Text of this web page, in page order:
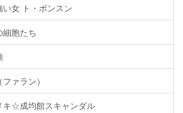
女 ト・ボンスン
胞たち
ァラン）
キ☆成均館スキャンダル